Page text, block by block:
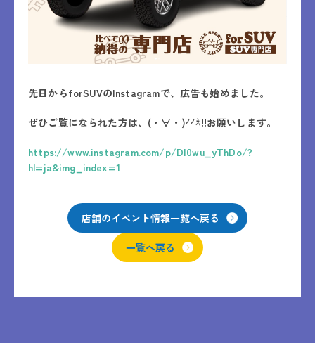
先日からforSUVのInstagramで、広告も始めました。
ぜひご覧になられた方は、(・∀・)ｲｲﾈ!!お願いします。
https://www.instagram.com/p/DI0wu_yThDo/?
hl=ja&img_index=1
店舗のイベント情報一覧へ戻る
一覧へ戻る